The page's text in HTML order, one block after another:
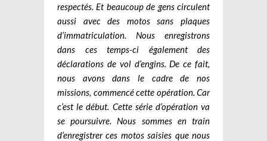
respectés. Et beaucoup de gens circulent
aussi avec des motos sans plaques
d’immatriculation. Nous enregistrons
dans ces temps-ci également des
déclarations de vol d’engins. De ce fait,
nous avons dans le cadre de nos
missions, commencé cette opération. Car
c’est le début. Cette série d’opération va
se poursuivre. Nous sommes en train
d’enregistrer ces motos saisies que nous